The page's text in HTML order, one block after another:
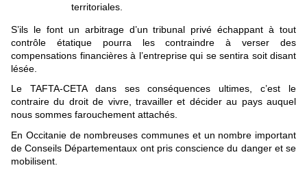
territoriales.
S’ils le font un arbitrage d’un tribunal privé échappant à tout
contrôle étatique pourra les contraindre à verser des
compensations financières à l’entreprise qui se sentira soit disant
lésée.
Le TAFTA-CETA dans ses conséquences ultimes, c’est le
contraire du droit de vivre, travailler et décider au pays auquel
nous sommes farouchement attachés.
En Occitanie de nombreuses communes et un nombre important
de Conseils Départementaux ont pris conscience du danger et se
mobilisent.